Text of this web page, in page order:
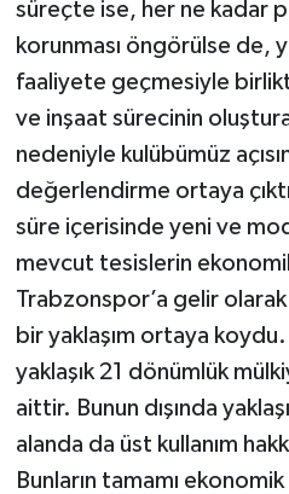
süreçte ise, her ne kadar
korunması öngörülse de,
faaliyete geçmesiyle
ve inşaat sürecinin
nedeniyle kulübümüz
değerlendirme ortaya
süre içerisinde yeni ve
mevcut tesislerin
Trabzonspor’a gelir olarak
bir yaklaşım ortaya
yaklaşık 21 dönümlük
aittir. Bunun dışında
alanda da üst kullanım
Bunların tamamı